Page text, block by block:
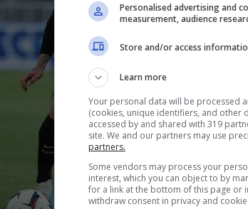
Personalised advertising and
measurement, audience
Store and/or access
Learn more
Your personal data will be processed
(cookies, unique identifiers, and other
accessed by and shared with 319
site. We and our partners may use
partners.
Some vendors may process your
interest, which you can object to by
for a link at the bottom of this page or
withdraw consent in privacy and